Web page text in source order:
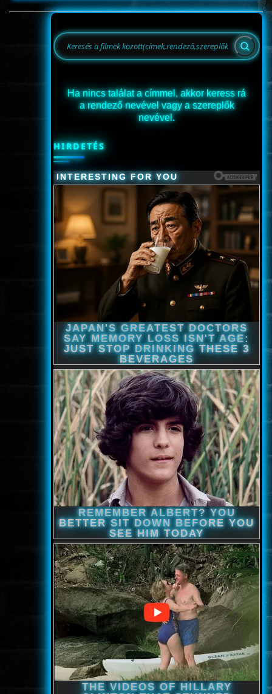
Ha nincs találat a címmel, akkor keress rá
a rendező nevével vagy a szereplők
nevével.
HIRDETÉS